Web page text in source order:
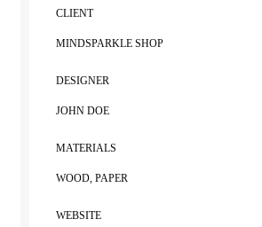
CLIENT
MINDSPARKLE SHOP
DESIGNER
JOHN DOE
MATERIALS
WOOD, PAPER
WEBSITE